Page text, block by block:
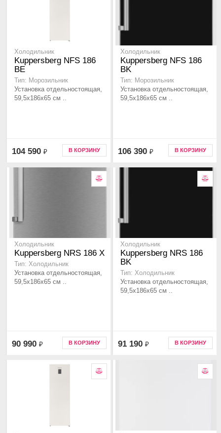
Холодильник
Kuppersberg NFS 186
BE
Тип: Морозильник
Установка отдельностоящая,
59,5x186x65 см ..
104 590 ₽ В КОРЗИНУ
Холодильник
Kuppersberg NFS 186
BK
Тип: Морозильник
Установка отдельностоящая,
59,5x186x65 см ..
106 390 ₽ В КОРЗИНУ
Холодильник
Kuppersberg NRS 186 X
Тип: Холодильник
Установка отдельностоящая,
59,5x186x65 см ..
90 990 ₽ В КОРЗИНУ
Холодильник
Kuppersberg NRS 186
BK
Тип: Холодильник
Установка отдельностоящая,
59,5x186x65 см ..
91 190 ₽ В КОРЗИНУ